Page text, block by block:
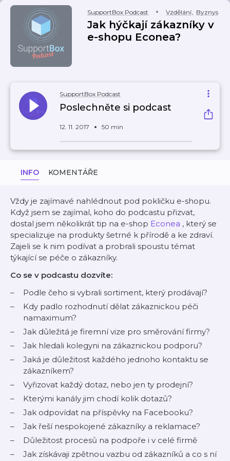
SupportBox Podcast Vzdělání, Byznys
Jak hýčkají zákazníky v
e-shopu Econea?
SupportBox Podcast
Poslechněte si podcast
12. 11. 2017 50 min
INFO KOMENTÁŘE
Vždy je zajímavé nahlédnout pod pokličku e-shopu.
Když jsem se zajímal, koho do podcastu přizvat,
dostal jsem několikrát tip na e-shop Econea , který se
specializuje na produkty šetrné k přírodě a ke zdraví.
Zajeli se k nim podívat a probrali spoustu témat
týkající se péče o zákazníky.
Co se v podcastu dozvíte:
Podle čeho si vybrali sortiment, který prodávají?
Kdy padlo rozhodnutí dělat zákaznickou péči
namaximum?
Jak důležitá je firemní vize pro směrování firmy?
Jak hledali kolegyni na zákaznickou podporu?
Jaká je důležitost každého jednoho kontaktu se
zákazníkem?
Vyřizovat každý dotaz, nebo jen ty prodejní?
Kterými kanály jim chodí kolik dotazů?
Jak odpovídat na příspěvky na Facebooku?
Jak řeší nespokojené zákazníky a reklamace?
Důležitost procesů na podpoře i v celé firmě
Jak získávaji zpětnou vazbu od zákazníků a co s ní